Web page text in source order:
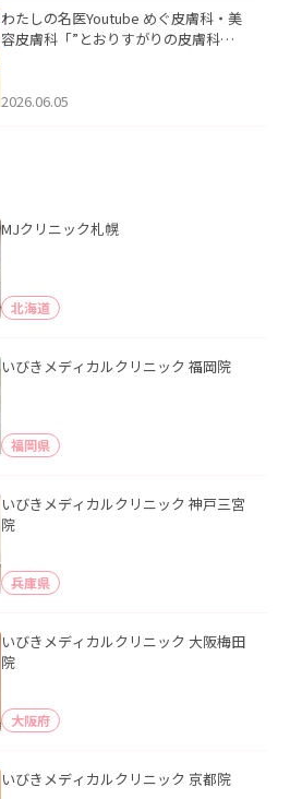
わたしの名医Youtube めぐ皮膚科・美
容皮膚科「”とおりすがりの皮膚科
2026.06.05
MJクリニック札幌
北海道
いびきメディカルクリニック 福岡院
福岡県
いびきメディカルクリニック 神戸三宮
院
兵庫県
いびきメディカルクリニック 大阪梅田
院
大阪府
いびきメディカルクリニック 京都院